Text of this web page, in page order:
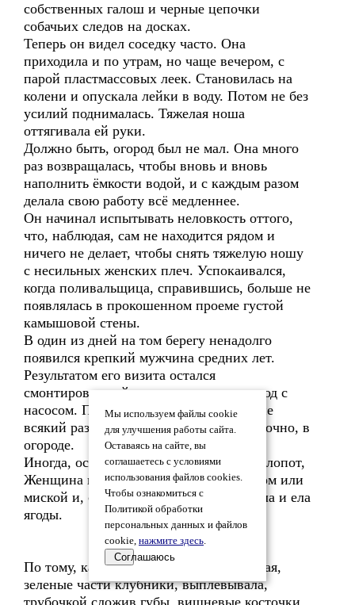
собственных галош и черные цепочки
собачьих следов на досках.
Теперь он видел соседку часто. Она
приходила и по утрам, но чаще вечером, с
парой пластмассовых леек. Становилась на
колени и опускала лейки в воду. Потом не без
усилий поднималась. Тяжелая ноша
оттягивала ей руки.
Должно быть, огород был не мал. Она много
раз возвращалась, чтобы вновь и вновь
наполнить ёмкости водой, и с каждым разом
делала свою работу всё медленнее.
Он начинал испытывать неловкость оттого,
что, наблюдая, сам не находится рядом и
ничего не делает, чтобы снять тяжелую ношу
с несильных женских плеч. Успокаивался,
когда поливальщица, справившись, больше не
появлялась в прокошенном проеме густой
камышовой стены.
В один из дней на том берегу ненадолго
появился крепкий мужчина средних лет.
Результатом его визита остался
смонтированный из шлангов водопровод с
насосом. После этого негромкое гудение
всякий раз извещало: сейчас хозяйка, точно, в
огороде.
Иногда, освободившись от домашних хлопот,
Женщина выходила на реку с дуршлагом или
миской и, спустив ноги с мостка, сидела и ела
ягоды.
По тому, как она бросала в воду, отрывая,
зеленые части клубники, выплёвывала,
трубочкой сложив губы, вишневые косточки,
Мы используем файлы cookie
для улучшения работы сайта.
Оставаясь на сайте, вы
соглашаетесь с условиями
использования файлов cookies.
Чтобы ознакомиться с
Политикой обработки
персональных данных и файлов
cookie, нажмите здесь.
Соглашаюсь